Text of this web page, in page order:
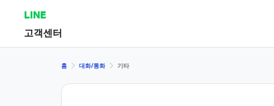
LINE
고객센터
홈 대화/통화 기타